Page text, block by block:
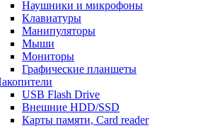
Наушники и микрофоны
Клавиатуры
Манипуляторы
Мыши
Мониторы
Графические планшеты
USB Flash Drive
Внешние HDD/SSD
Карты памяти, Card reader